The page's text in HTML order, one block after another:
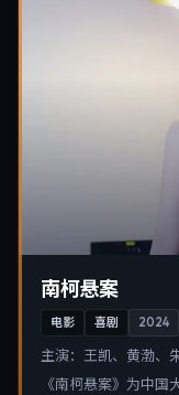
南柯悬案
电影 喜剧 2024
主演： 王凯、黄渤、
《南柯悬案》为中